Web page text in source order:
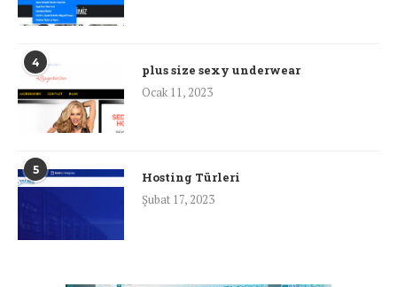
4
plus size sexy underwear
Ocak 11, 2023
5
Hosting Türleri
Şubat 17, 2023